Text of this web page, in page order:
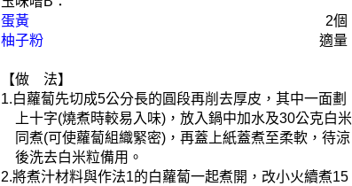
蛋黃
2個
柚子粉
適量
【做 法】
1.白蘿蔔先切成5公分長的圓段再削去厚皮，其中一面劃
上十字(燒煮時較易入味)，放入鍋中加水及30公克白米
同煮(可使蘿蔔組織緊密)，再蓋上紙蓋煮至柔軟，待涼
後洗去白米粒備用。
2.將煮汁材料與作法1的白蘿蔔一起煮開，改小火續煮15